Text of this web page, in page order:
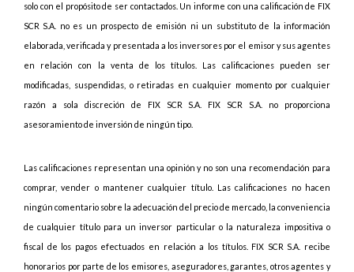
solo con el propósito de ser contactados. Un informe con una calificación de FIX
SCR S.A. no es un prospecto de emisión ni un substituto de la información
elaborada, verificada y presentada a los inversores por el emisor y sus agentes
en relación con la venta de los títulos. Las calificaciones pueden ser
modificadas, suspendidas, o retiradas en cualquier momento por cualquier
razón a sola discreción de FIX SCR S.A. FIX SCR S.A. no proporciona
asesoramiento de inversión de ningún tipo.
Las calificaciones representan una opinión y no son una recomendación para
comprar, vender o mantener cualquier título. Las calificaciones no hacen
ningún comentario sobre la adecuación del precio de mercado, la conveniencia
de cualquier título para un inversor particular o la naturaleza impositiva o
fiscal de los pagos efectuados en relación a los títulos. FIX SCR S.A. recibe
honorarios por parte de los emisores, aseguradores, garantes, otros agentes y